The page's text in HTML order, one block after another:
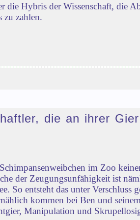
die Hybris der Wissenschaft, die
zu zahlen.
die an ihrer
im Zoo
der Zeugungsunfähigkeit ist
So entsteht das unter Verschluss
kommen bei Ben und
Manipulation und